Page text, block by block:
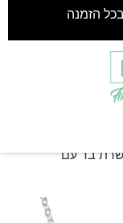
הזמנה
בר עם